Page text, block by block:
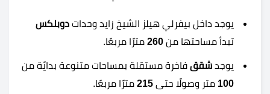
يوجد داخل بيفرلي هيلز الشيخ زايد وحدات دوبلكس
تبدأ مساحتها من 260 مترًا مربعًا.
يوجد شقق فاخرة مستقلة بمساحات متنوعة بدايًة من
100 متر وصولًا حتى 215 مترًا مربعًا.